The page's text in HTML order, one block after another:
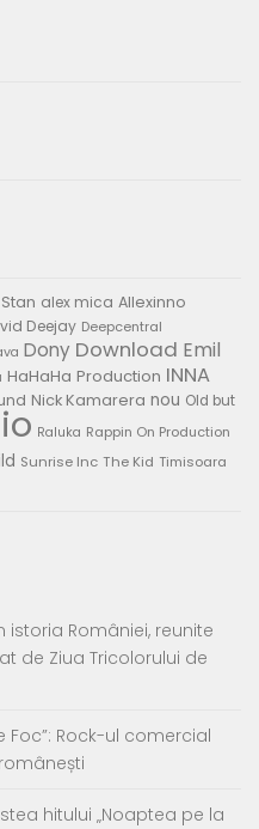
alex mica Allexinno
Deejay Deepcentral
Dony Download Emil
HaHaHa Production INNA
Nick Kamarera nou Old but
Raluka Rappin On Production
Sunrise Inc The Kid Timisoara
României, reunite
de Ziua Tricolorului de
Foc”: Rock-ul comercial
hitului „Noaptea pe la